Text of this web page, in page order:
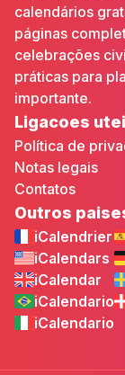
calendários
páginas
celebrações
práticas para
importante.
Ligacoes
Política de
Notas legais
Contatos
Outros
iCalendrier
iCalendars
iCalendar
iCalendario
iCalendario